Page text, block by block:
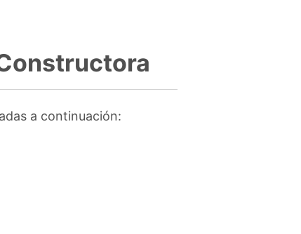
a continuación: